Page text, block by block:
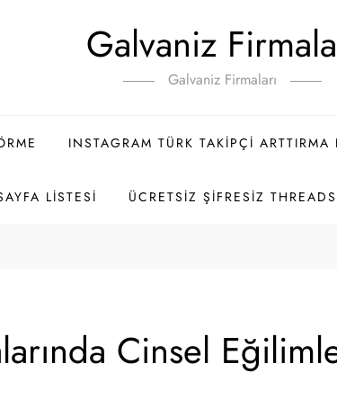
Galvaniz
Galvaniz Firmaları
INSTAGRAM TÜRK TAKIPÇI ARTTIRMA
LISTESI ÜCRETSIZ ŞIFRESIZ
Cinsel